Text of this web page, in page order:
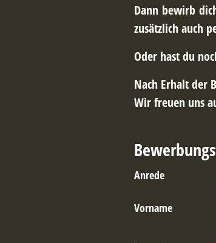
Dann bewirb
zusätzlich auch
Oder hast du
Nach Erhalt der
Wir freuen uns
Anrede
Vorname